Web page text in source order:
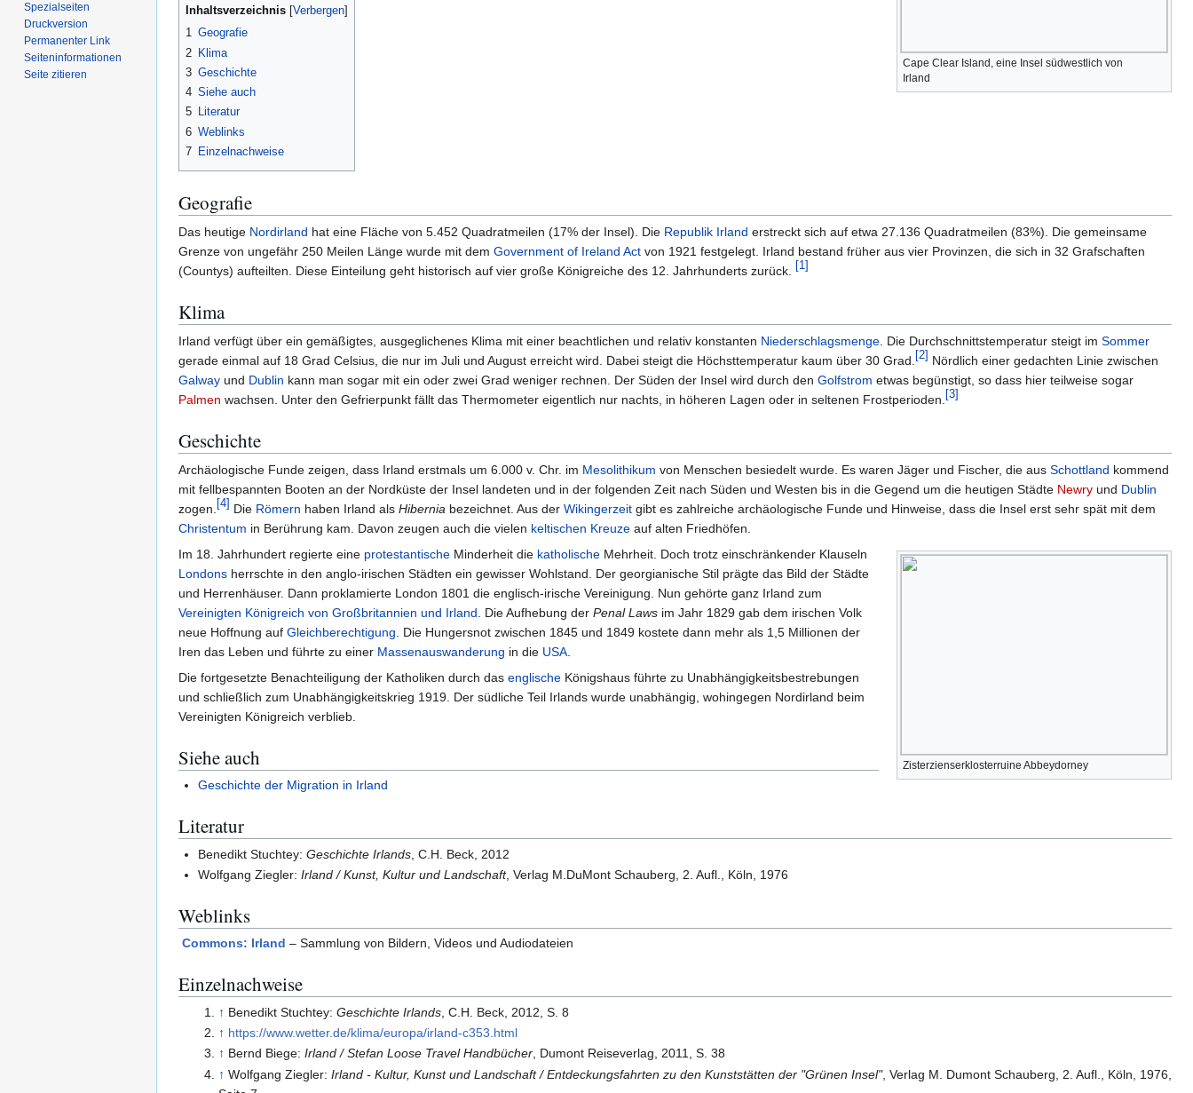
Cape Clear Island, eine Insel südwestlich von
Irland
Inhaltsverzeichnis
1 Geografie
2 Klima
3 Geschichte
4 Siehe auch
5 Literatur
6 Weblinks
7 Einzelnachweise
Geografie
Das heutige Nordirland hat eine Fläche von 5.452 Quadratmeilen (17% der Insel). Die Republik Irland erstreckt sich auf etwa 27.136 Quadratmeilen (83%). Die gemeinsame
Grenze von ungefähr 250 Meilen Länge wurde mit dem Government of Ireland Act von 1921 festgelegt. Irland bestand früher aus vier Provinzen, die sich in 32 Grafschaften
(Countys) aufteilten. Diese Einteilung geht historisch auf vier große Königreiche des 12. Jahrhunderts zurück.
[1]
Klima
Irland verfügt über ein gemäßigtes, ausgeglichenes Klima mit einer beachtlichen und relativ konstanten Niederschlagsmenge . Die Durchschnittstemperatur steigt im Sommer
gerade einmal auf 18 Grad Celsius, die nur im Juli und August erreicht wird. Dabei steigt die Höchsttemperatur kaum über 30 Grad. [2] Nördlich einer gedachten Linie zwischen
Galway und Dublin kann man sogar mit ein oder zwei Grad weniger rechnen. Der Süden der Insel wird durch den Golfstrom etwas begünstigt, so dass hier teilweise sogar
Palmen wachsen. Unter den Gefrierpunkt fällt das Thermometer eigentlich nur nachts, in höheren Lagen oder in seltenen Frostperioden. [3]
Geschichte
Archäologische Funde zeigen, dass Irland erstmals um 6.000 v. Chr. im Mesolithikum von Menschen besiedelt wurde. Es waren Jäger und Fischer, die aus Schottland kommend
mit fellbespannten Booten an der Nordküste der Insel landeten und in der folgenden Zeit nach Süden und Westen bis in die Gegend um die heutigen Städte Newry und Dublin
zogen. [4] Die Römern haben Irland als Hibernia bezeichnet. Aus der Wikingerzeit gibt es zahlreiche archäologische Funde und Hinweise, dass die Insel erst sehr spät mit dem
Christentum in Berührung kam. Davon zeugen auch die vielen keltischen Kreuze auf alten Friedhöfen.
Zisterzienserklosterruine Abbeydorney
Im 18. Jahrhundert regierte eine protestantische Minderheit die katholische Mehrheit. Doch trotz einschränkender Klauseln
Londons herrschte in den anglo-irischen Städten ein gewisser Wohlstand. Der georgianische Stil prägte das Bild der Städte
und Herrenhäuser. Dann proklamierte London 1801 die englisch-irische Vereinigung. Nun gehörte ganz Irland zum
Vereinigten Königreich von Großbritannien und Irland . Die Aufhebung der Penal Laws im Jahr 1829 gab dem irischen Volk
neue Hoffnung auf Gleichberechtigung . Die Hungersnot zwischen 1845 und 1849 kostete dann mehr als 1,5 Millionen der
Iren das Leben und führte zu einer Massenauswanderung in die USA
Die fortgesetzte Benachteiligung der Katholiken durch das englische Königshaus führte zu Unabhängigkeitsbestrebungen
und schließlich zum Unabhängigkeitskrieg 1919. Der südliche Teil Irlands wurde unabhängig, wohingegen Nordirland beim
Vereinigten Königreich verblieb.
Siehe auch
Geschichte der Migration in Irland
Literatur
Benedikt Stuchtey:Geschichte Irlands , C.H. Beck, 2012
Wolfgang Ziegler:Irland / Kunst, Kultur und Landschaft, Verlag M.DuMont Schauberg, 2. Aufl., Köln, 1976
Weblinks
Commons: Irland – Sammlung von Bildern, Videos und Audiodateien
Einzelnachweise
↑ Benedikt Stuchtey: Geschichte Irlands, C.H. Beck, 2012, S. 8
↑ https://www.wetter.de/klima/europa/irland-c353.html
↑ Bernd Biege: Irland / Stefan Loose Travel Handbücher, Dumont Reiseverlag, 2011, S. 38
↑ Wolfgang Ziegler: Irland - Kultur, Kunst und Landschaft / Entdeckungsfahrten zu den Kunststätten der "Grünen Insel", Verlag M. Dumont Schauberg, 2. Aufl., Köln, 1976,
Spezialseiten
Druckversion
Permanenter Link
Seiten­­informationen
Seite zitieren